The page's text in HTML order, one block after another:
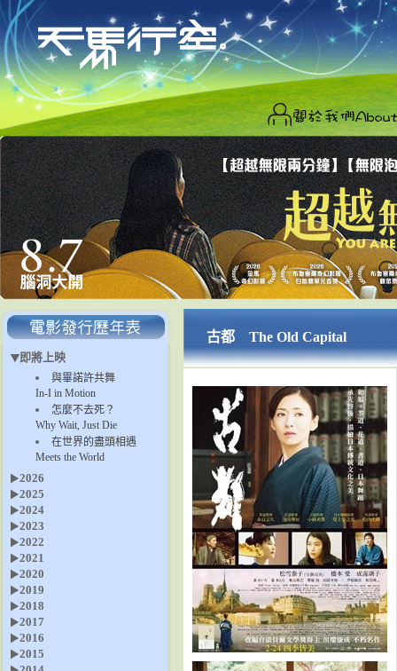
即將上映
與畢諾許共舞
In-I in Motion
怎麼不去死？
Why Wait, Just Die
在世界的盡頭相遇
Meets the World
2026
2025
2024
2023
2022
2021
2020
2019
2018
2017
2016
2015
古都 The Old Capital